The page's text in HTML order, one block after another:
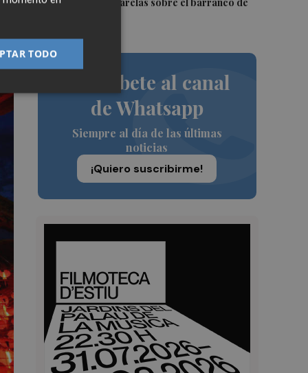
puente y las pasarelas sobre el barranco de
Suscríbete al canal
de Whatsapp
Siempre al día de las últimas
noticias
¡Quiero suscribirme!
TODO